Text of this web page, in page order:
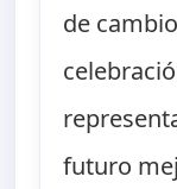
de
futuro